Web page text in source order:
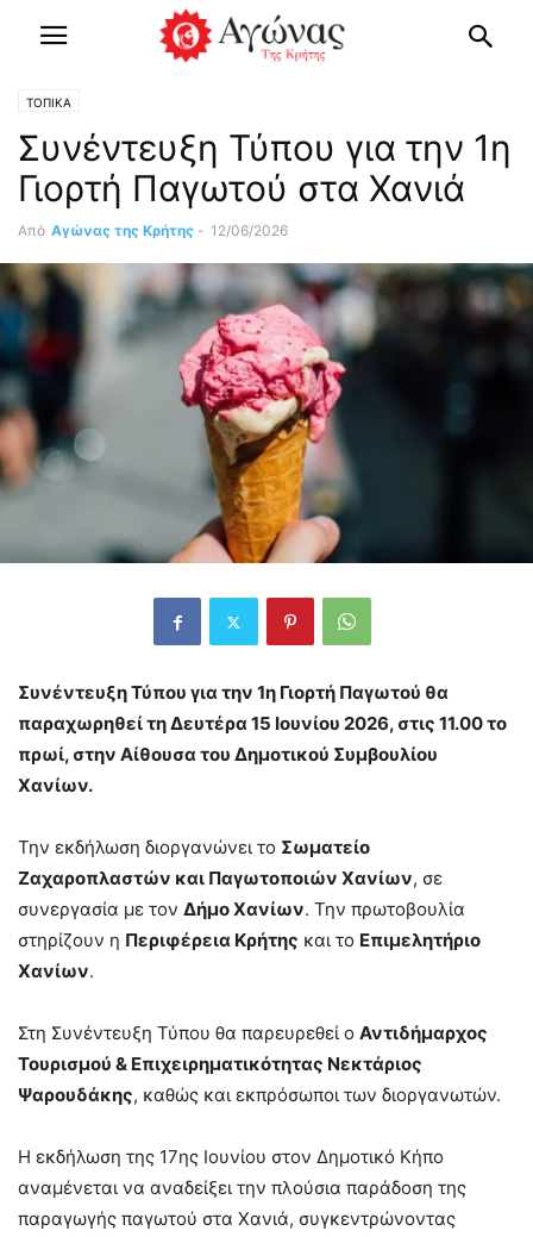
ΤΟΠΙΚΑ
Συνέντευξη Τύπου για την 1η
Γιορτή Παγωτού στα Χανιά
Από Αγώνας της Κρήτης - 12/06/2026
Συνέντευξη Τύπου για την 1η Γιορτή Παγωτού θα
παραχωρηθεί τη Δευτέρα 15 Ιουνίου 2026, στις 11.00 το
πρωί, στην Αίθουσα του Δημοτικού Συμβουλίου
Χανίων.
Την εκδήλωση διοργανώνει το Σωματείο
Ζαχαροπλαστών και Παγωτοποιών Χανίων, σε
συνεργασία με τον Δήμο Χανίων. Την πρωτοβουλία
στηρίζουν η Περιφέρεια Κρήτης και το Επιμελητήριο
Χανίων.
Στη Συνέντευξη Τύπου θα παρευρεθεί ο Αντιδήμαρχος
Τουρισμού & Επιχειρηματικότητας Νεκτάριος
Ψαρουδάκης, καθώς και εκπρόσωποι των διοργανωτών.
Η εκδήλωση της 17ης Ιουνίου στον Δημοτικό Κήπο
αναμένεται να αναδείξει την πλούσια παράδοση της
παραγωγής παγωτού στα Χανιά, συγκεντρώνοντας